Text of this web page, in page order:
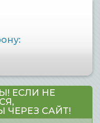
ЕСЛИ НЕ
ЧЕРЕЗ САЙТ!